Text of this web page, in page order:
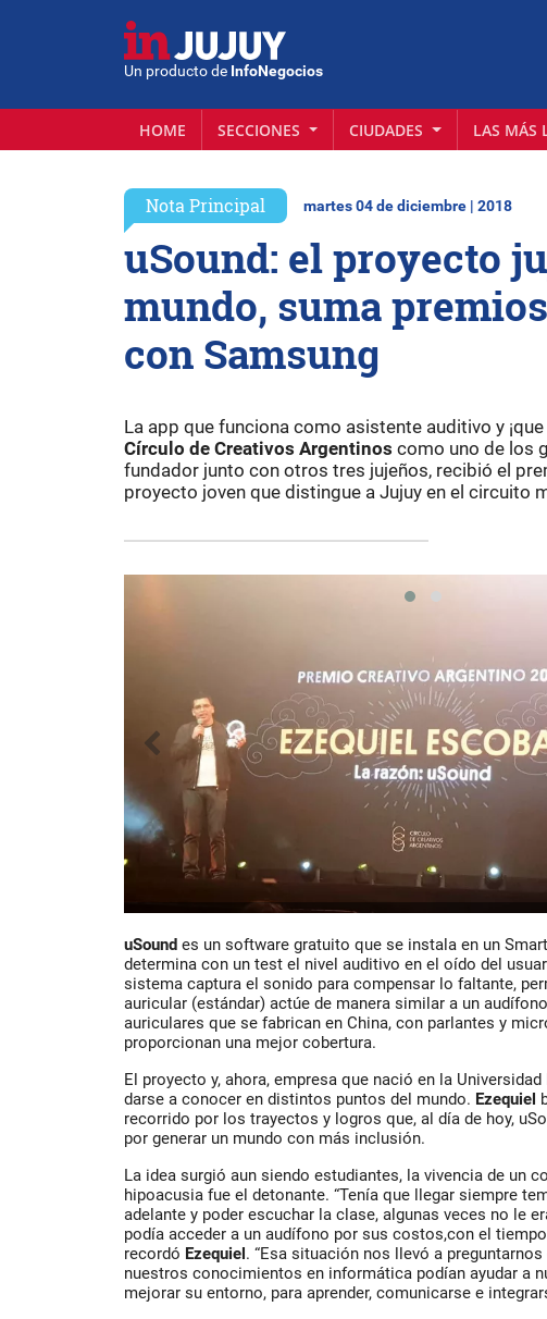
Un producto de InfoNegocios
HOME SECCIONES CIUDADES LAS MÁS
Nota Principal martes 04 de diciembre | 2018
uSound: el proyecto
mundo, suma
con Samsung
La app que funciona como asistente auditivo y
Círculo de Creativos Argentinos como uno de los
fundador junto con otros tres jujeños, recibió el
proyecto joven que distingue a Jujuy en el circuito
uSound es un software gratuito que se instala en un
determina con un test el nivel auditivo en el oído del
sistema captura el sonido para compensar lo faltante,
auricular (estándar) actúe de manera similar a un
auriculares que se fabrican en China, con parlantes y
proporcionan una mejor cobertura.
El proyecto y, ahora, empresa que nació en la
darse a conocer en distintos puntos del mundo. Ezequiel
recorrido por los trayectos y logros que, al día de hoy,
por generar un mundo con más inclusión.
La idea surgió aun siendo estudiantes, la vivencia de un
hipoacusia fue el detonante. “Tenía que llegar siempre
adelante y poder escuchar la clase, algunas veces no le
podía acceder a un audífono por sus costos,con el
recordó Ezequiel . “Esa situación nos llevó a
nuestros conocimientos en informática podían ayudar a
mejorar su entorno, para aprender, comunicarse e